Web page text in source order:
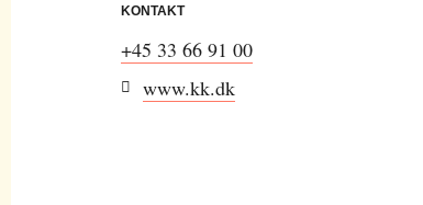
KONTAKT
+45 33 66 91 00
www.kk.dk